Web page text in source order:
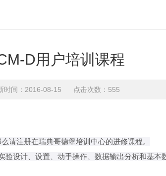
D用户培训课程
时间：2016-08-15 点击次数：555
请注册在瑞典哥德堡培训中心的进修课程。
设计、设置、动手操作、数据输出分析和基本